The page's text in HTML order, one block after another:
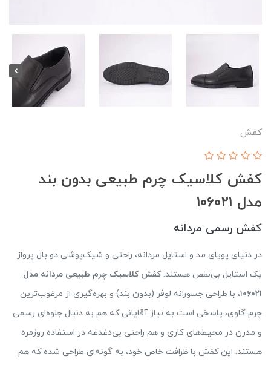
کفش
کفش کلاسیک چرم طبیعی بدون بند
مدل 106021
کفش رسمی مردانه
در دنیای پویای مد و استایل مردانه، راحتی و شیک‌پوشی دو بال پرواز
یک استایل بی‌نقص هستند. کفش کلاسیک چرم طبیعی مردانه مدل
۱۰۶۰۲۱، با طراحی جسورانه لوفر (بدون بند) و بهره‌گیری از مرغوب‌ترین
چرم گاوی، پاسخی است به نیاز آقایانی که هم به دنبال جلوه‌ای رسمی
و مدرن در محیط‌های کاری و هم راحتی بی‌دغدغه در استفاده روزمره
هستند. این کفش با ظرافت خاص خود، به گونه‌ای طراحی شده که هم